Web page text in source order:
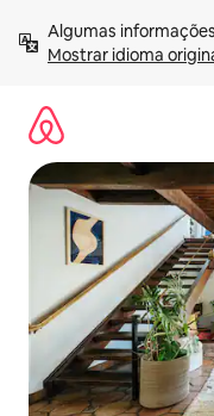
para
Mostrar idioma